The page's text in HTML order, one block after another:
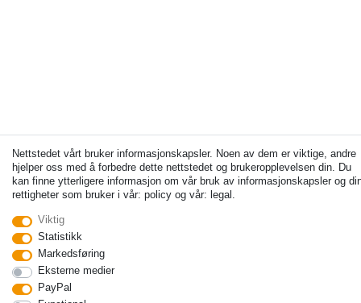
Nettstedet vårt bruker informasjonskapsler. Noen av dem er viktige, andre
hjelper oss med å forbedre dette nettstedet og brukeropplevelsen din. Du
kan finne ytterligere informasjon om vår bruk av informasjonskapsler og
rettigheter som bruker i vår: policy og vår: legal.
Viktig
Statistikk
Markedsføring
Eksterne medier
PayPal